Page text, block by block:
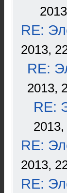
RE:
2013,
RE:
2013,
RE:
RE:
2013,
RE: